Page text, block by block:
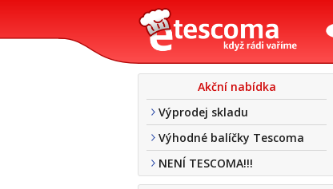
Akční nabídka
Výprodej skladu
Výhodné balíčky Tescoma
NENÍ TESCOMA!!!